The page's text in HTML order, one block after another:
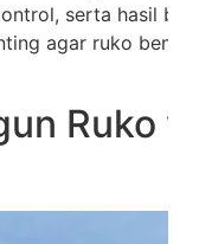
serta hasil
agar ruko
Ruko